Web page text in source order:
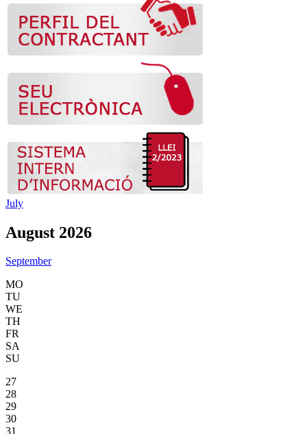
July
August 2026
September
MO
TU
WE
TH
FR
SA
SU
27
28
29
30
31